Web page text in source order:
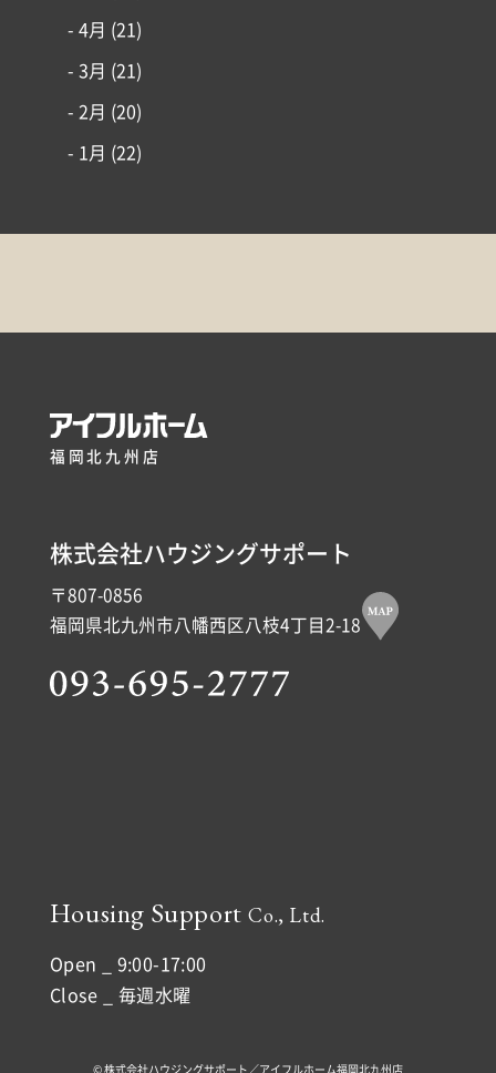
- 4月 (21)
- 3月 (21)
- 2月 (20)
- 1月 (22)
福岡北九州店
株式会社ハウジングサポート
〒807-0856
福岡県北九州市八幡西区八枝4丁目2-18
Housing SupportCo., Ltd.
Open _ 9:00-17:00
Close _ 毎週水曜
© 株式会社ハウジングサポート／アイフルホーム福岡北九州店